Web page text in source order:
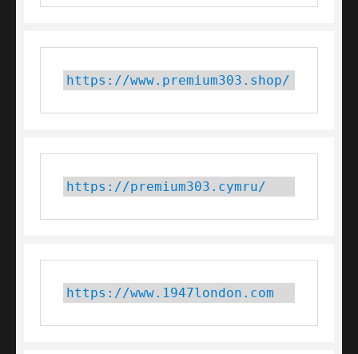
https://www.premium303.shop/
https://premium303.cymru/
https://www.1947london.com